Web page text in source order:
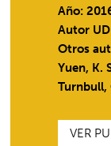
Año:
Autor
Otros
Yuen, K.
Turnbull,
VER